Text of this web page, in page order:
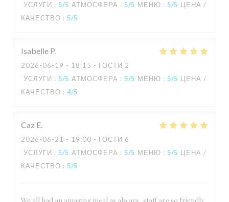
УСЛУГИ : 5/5 АТМОСФЕРА : 5/5 МЕНЮ : 5/5 ЦЕНА /
КАЧЕСТВО : 5/5
Isabelle P
2026-06-19 - 18:15 - ГОСТИ 2
УСЛУГИ : 5/5 АТМОСФЕРА : 5/5 МЕНЮ : 5/5 ЦЕНА /
КАЧЕСТВО : 4/5
Caz E
2026-06-21 - 19:00 - ГОСТИ 6
УСЛУГИ : 5/5 АТМОСФЕРА : 5/5 МЕНЮ : 5/5 ЦЕНА /
КАЧЕСТВО : 5/5